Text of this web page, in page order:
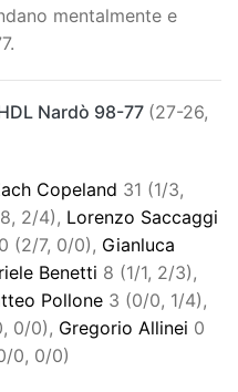
mentalmente e
Nardò 98-77 (27-26,
Copeland 31 (1/3,
2/4), Lorenzo Saccaggi
(2/7, 0/0), Gianluca
Benetti 8 (1/1, 2/3),
Pollone 3 (0/0, 1/4),
0/0), Gregorio Allinei 0
0, 0/0)